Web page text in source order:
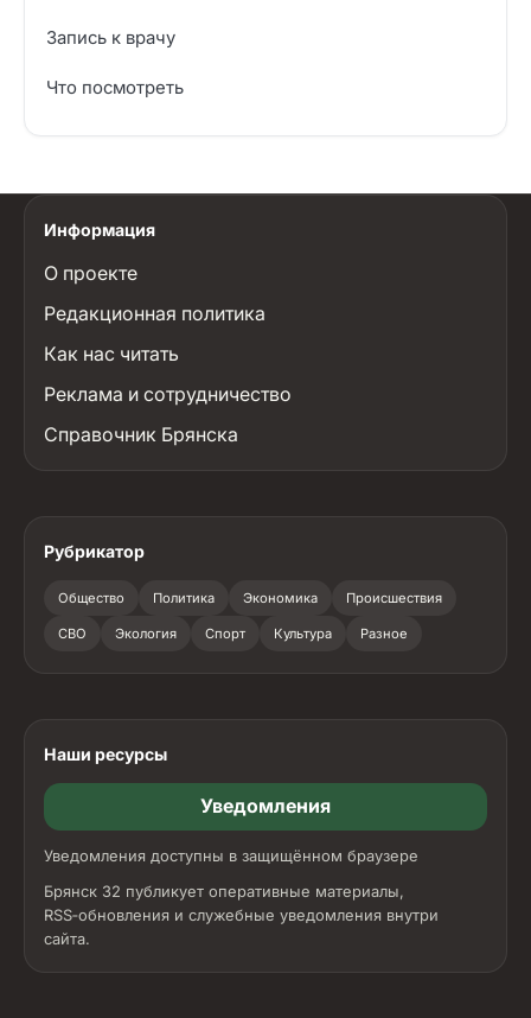
Запись к врачу
Что посмотреть
Информация
О проекте
Редакционная политика
Как нас читать
Реклама и сотрудничество
Справочник Брянска
Рубрикатор
Общество Политика Экономика Происшествия
СВО Экология Спорт Культура Разное
Наши ресурсы
Уведомления
Уведомления доступны в защищённом браузере
Брянск 32 публикует оперативные материалы,
RSS‑обновления и служебные уведомления внутри
сайта.